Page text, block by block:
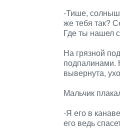
-Тише,
же тебя так?
Где ты нашел
На грязной
подпалинами.
вывернута,
Мальчик
-Я его в
его ведь